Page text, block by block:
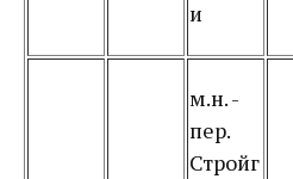
и
м.н. -
пер.
Стройг